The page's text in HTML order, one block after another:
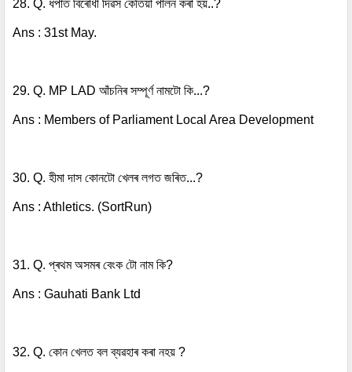
28. Q. ধপাত বিৰোধী দিৱস কেতিয়া পালন কৰা হয়..?
Ans : 31st May.
29. Q. MP LAD আঁচনিৰ সম্পূৰ্ণ নামটো কি...?
Ans : Members of Parliament Local Area Development
30. Q. হীমা দাস কোনটো খেলৰ লগত জৰিত...?
Ans : Athletics. (SortRun)
31. Q. প্ৰথম অসমৰ বেংক টো নাম কি?
Ans : Gauhati Bank Ltd
32. Q. কোন খেলত বল ব্যৱহাৰ কৰা নহয় ?